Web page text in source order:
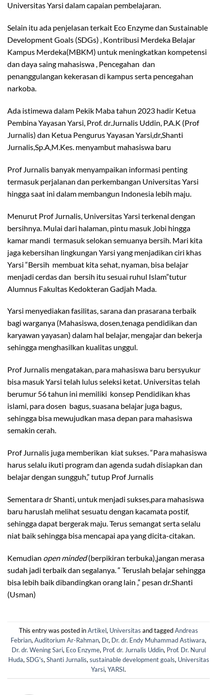
Universitas Yarsi dalam capaian pembelajaran.
Selain itu ada penjelasan terkait Eco Enzyme dan Sustainable
Development Goals (SDGs) , Kontribusi Merdeka Belajar
Kampus Merdeka(MBKM) untuk meningkatkan kompetensi
dan daya saing mahasiswa , Pencegahan dan
penanggulangan kekerasan di kampus serta pencegahan
narkoba.
Ada istimewa dalam Pekik Maba tahun 2023 hadir Ketua
Pembina Yayasan Yarsi, Prof. dr.Jurnalis Uddin, P.A.K (Prof
Jurnalis) dan Ketua Pengurus Yayasan Yarsi,dr,Shanti
Jurnalis,Sp.A,M.Kes. menyambut mahasiswa baru
Prof Jurnalis banyak menyampaikan informasi penting
termasuk perjalanan dan perkembangan Universitas Yarsi
hingga saat ini dalam membangun Indonesia lebih maju.
Menurut Prof Jurnalis, Universitas Yarsi terkenal dengan
bersihnya. Mulai dari halaman, pintu masuk ,lobi hingga
kamar mandi termasuk selokan semuanya bersih. Mari kita
jaga kebersihan lingkungan Yarsi yang menjadikan ciri khas
Yarsi “Bersih membuat kita sehat, nyaman, bisa belajar
menjadi cerdas dan bersih itu sesuai ruhul Islam”tutur
Alumnus Fakultas Kedokteran Gadjah Mada.
Yarsi menyediakan fasilitas, sarana dan prasarana terbaik
bagi warganya (Mahasiswa, dosen,tenaga pendidikan dan
karyawan yayasan) dalam hal belajar, mengajar dan bekerja
sehingga menghasilkan kualitas unggul.
Prof Jurnalis mengatakan, para mahasiswa baru bersyukur
bisa masuk Yarsi telah lulus seleksi ketat. Universitas telah
berumur 56 tahun ini memiliki konsep Pendidikan khas
islami, para dosen bagus, suasana belajar juga bagus,
sehingga bisa mewujudkan masa depan para mahasiswa
semakin cerah.
Prof Jurnalis juga memberikan kiat sukses. “Para mahasiswa
harus selalu ikuti program dan agenda sudah disiapkan dan
belajar dengan sungguh,” tutup Prof Jurnalis
Sementara dr Shanti, untuk menjadi sukses,para mahasiswa
baru haruslah melihat sesuatu dengan kacamata postif,
sehingga dapat bergerak maju. Terus semangat serta selalu
niat baik sehingga bisa mencapai apa yang dicita-citakan.
Kemudian open minded(berpikiran terbuka),jangan merasa
sudah jadi terbaik dan segalanya. “ Teruslah belajar sehingga
bisa lebih baik dibandingkan orang lain ,” pesan dr.Shanti
(Usman)
This entry was posted inArtikel, Universitas and taggedAndreas
Febrian, Auditorium Ar-Rahman, Dr, Dr. dr. Endy Muhammad Astiwara,
Dr. dr. Wening Sari, Eco Enzyme, Prof. dr. Jurnalis Uddin, Prof. Dr. Nurul
Huda, SDG's, Shanti Jurnalis, sustainable development goals, Universitas
Yarsi, YARSI.